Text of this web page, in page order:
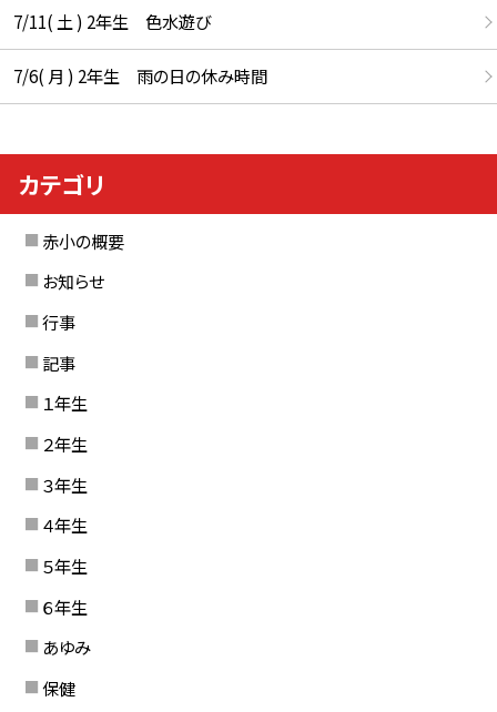
7/11( 土 ) 2年生 色水遊び
7/6( 月 ) 2年生 雨の日の休み時間
カテゴリ
赤小の概要
お知らせ
行事
記事
１年生
２年生
３年生
４年生
５年生
６年生
あゆみ
保健